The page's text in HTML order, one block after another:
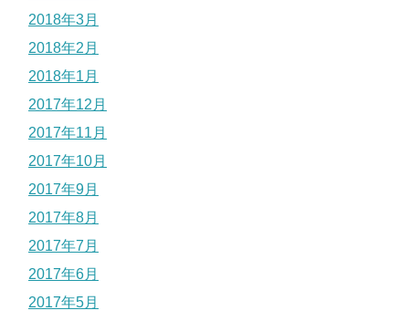
2018年3月
2018年2月
2018年1月
2017年12月
2017年11月
2017年10月
2017年9月
2017年8月
2017年7月
2017年6月
2017年5月